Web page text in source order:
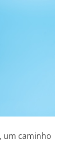
um caminho